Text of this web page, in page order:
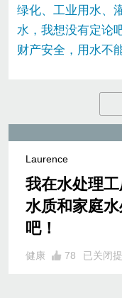
绿化、工业用水、
水，我想没有定论
财产安全，用水不
Laurence
我在水处理
水质和家庭
吧！
健康 78 已关闭